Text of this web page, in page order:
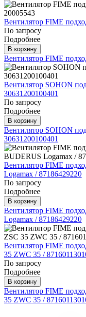
Вентилятор FIME
По запросу
Подробнее
В корзину
Вентилятор FIME
Вентилятор SOHON
30631200100401
По запросу
Подробнее
В корзину
Вентилятор SOHON
30631200100401
Вентилятор FIME
Logamax / 87186429220
По запросу
Подробнее
В корзину
Вентилятор FIME
Logamax / 87186429220
Вентилятор FIME
35 ZWC 35 /
По запросу
Подробнее
В корзину
Вентилятор FIME
35 ZWC 35 /